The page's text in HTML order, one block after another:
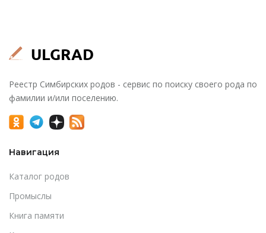
Реестр Симбирских родов - сервис по поиску своего рода по
фамилии и/или поселению.
Навигация
Каталог родов
Промыслы
Книга памяти